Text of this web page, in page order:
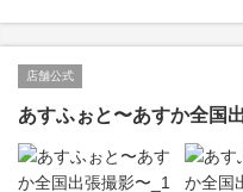
店舗公式
あすふぉと〜あすか全国